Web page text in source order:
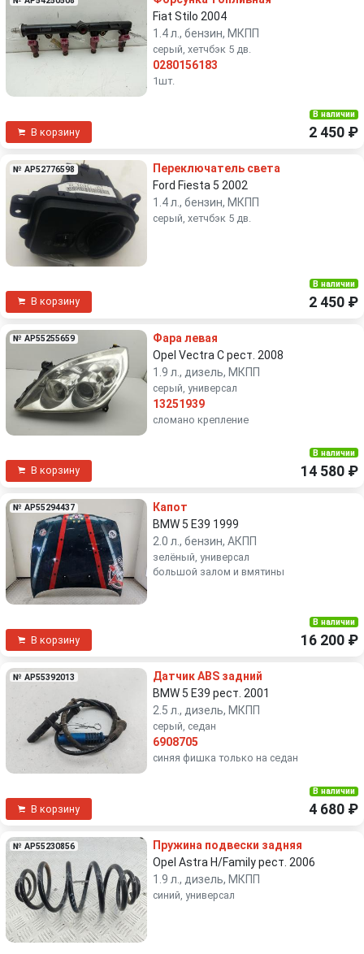
Fiat Stilo 2004
1.4 л., бензин, МКПП
серый, хетчбэк 5 дв.
0280156183
1шт.
В корзину
В наличии
2 450 ₽
№ AP52776598
Переключатель света
Ford Fiesta 5 2002
1.4 л., бензин, МКПП
серый, хетчбэк 5 дв.
В корзину
В наличии
2 450 ₽
№ AP55255659
Фара левая
Opel Vectra C рест. 2008
1.9 л., дизель, МКПП
серый, универсал
13251939
сломано крепление
В корзину
В наличии
14 580 ₽
№ AP55294437
Капот
BMW 5 E39 1999
2.0 л., бензин, АКПП
зелёный, универсал
большой залом и вмятины
В корзину
В наличии
16 200 ₽
№ AP55392013
Датчик ABS задний
BMW 5 E39 рест. 2001
2.5 л., дизель, МКПП
серый, седан
6908705
синяя фишка только на седан
В корзину
В наличии
4 680 ₽
№ AP55230856
Пружина подвески задняя
Opel Astra H/Family рест. 2006
1.9 л., дизель, МКПП
синий, универсал